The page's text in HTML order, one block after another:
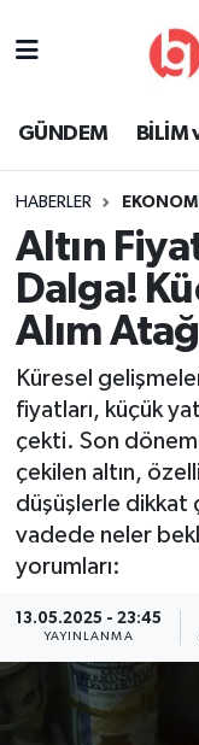
GÜNDEM BİLİM
HABERLER EKONOMİ
Altın
Dalga!
Alım
Küresel
fiyatları, küçük
çekti. Son
çekilen altın,
düşüşlerle dikkat
vadede neler
yorumları:
13.05.2025 - 23:45
YAYINLANMA
EKONOMİ
SPOR
SAĞLIK
EĞİTİM
KÜLTÜR
MAGAZİN
Süper Lig
Tüm Manşetler
Son Dakika
Haber Arşivi